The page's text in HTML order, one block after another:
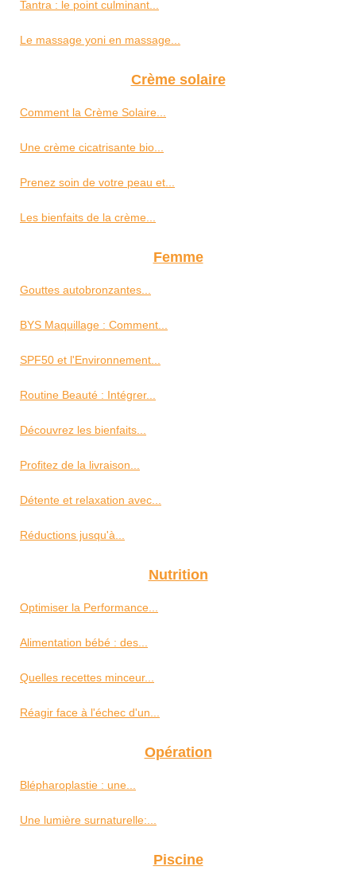
Tantra : le point culminant...
Le massage yoni en massage...
Crème solaire
Comment la Crème Solaire...
Une crème cicatrisante bio...
Prenez soin de votre peau et...
Les bienfaits de la crème...
Femme
Gouttes autobronzantes...
BYS Maquillage : Comment...
SPF50 et l'Environnement...
Routine Beauté : Intégrer...
Découvrez les bienfaits...
Profitez de la livraison...
Détente et relaxation avec...
Réductions jusqu'à...
Nutrition
Optimiser la Performance...
Alimentation bébé : des...
Quelles recettes minceur...
Réagir face à l'échec d'un...
Opération
Blépharoplastie : une...
Une lumière surnaturelle:...
Piscine